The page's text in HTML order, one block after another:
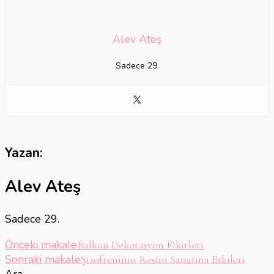
Alev Ateş
Sadece 29.
Yazan:
Alev Ateş
Sadece 29.
Yazı
Önceki makaleBalkon Dekorasyon Fikirleri
Sonraki makaleŞizofreninin Resim Sanatına Etkileri